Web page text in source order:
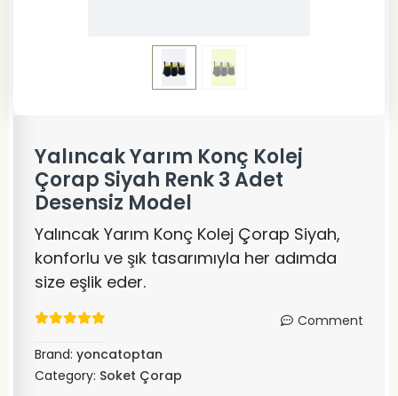
Yalıncak Yarım Konç Kolej
Çorap Siyah Renk 3 Adet
Desensiz Model
Yalıncak Yarım Konç Kolej Çorap Siyah,
konforlu ve şık tasarımıyla her adımda
size eşlik eder.
Comment
Brand: yoncatoptan
Category: Soket Çorap